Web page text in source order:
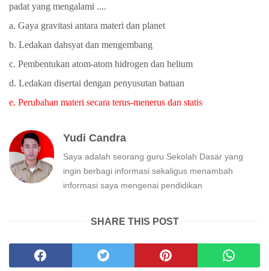
padat yang mengalami ....
a. Gaya gravitasi antara materi dan planet
b. Ledakan dahsyat dan mengembang
c. Pembentukan atom-atom hidrogen dan helium
d. Ledakan disertai dengan penyusutan batuan
e. Perubahan materi secara terus-menerus dan statis
Yudi Candra
Saya adalah seorang guru Sekolah Dasar yang
ingin berbagi informasi sekaligus menambah
informasi saya mengenai pendidikan
SHARE THIS POST